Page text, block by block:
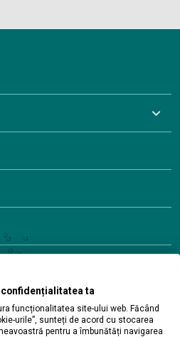
All rights reserved
confidențialitatea ta
funcționalitatea site-ului web. Făcând
urile”, sunteți de acord cu stocarea
pentru a îmbunătăți navigarea